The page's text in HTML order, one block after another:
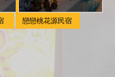
戀戀桃花源民宿